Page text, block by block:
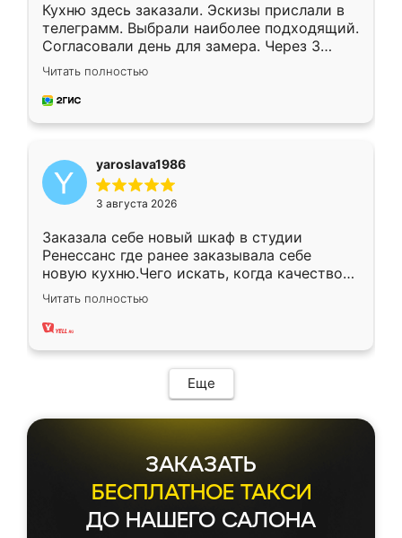
Кухню здесь заказали. Эскизы прислали в
телеграмм. Выбрали наиболее подходящий.
Согласовали день для замера. Через 3
недели кухня была уже готова. Остались
довольны работой. Спасибо Ренессанс
мебель за качественную работу!
Читать полностью
yaroslava1986
3 августа 2026
Заказала себе новый шкаф в студии
Ренессанс где ранее заказывала себе
новую кухню.Чего искать, когда качеством
вполне довольна. Служит кухня уже почти
два года, нареканий нет.
Читать полностью
Еще
ЗАКАЗАТЬ
БЕСПЛАТНОЕ ТАКСИ
ДО НАШЕГО САЛОНА